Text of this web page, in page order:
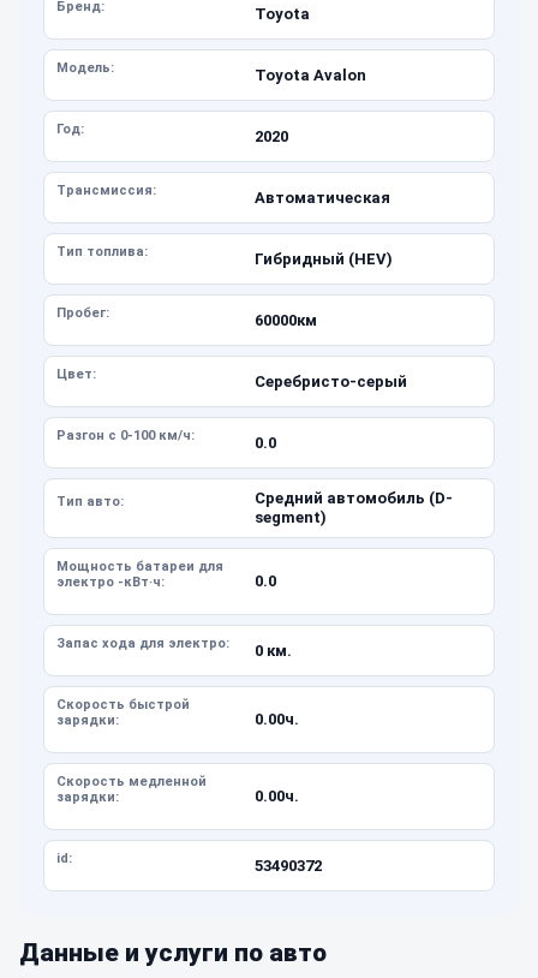
Бренд: Toyota
Модель: Toyota Avalon
Год: 2020
Трансмиссия: Автоматическая
Тип топлива: Гибридный (HEV)
Пробег: 60000км
Цвет: Серебристо-серый
Разгон с 0-100 км/ч: 0.0
Тип авто:
Средний автомобиль (D-
segment)
Мощность батареи для
электро -кВт·ч:
0.0
Запас хода для электро: 0 км.
Скорость быстрой
зарядки:
0.00ч.
Скорость медленной
зарядки:
0.00ч.
id: 53490372
Данные и услуги по авто